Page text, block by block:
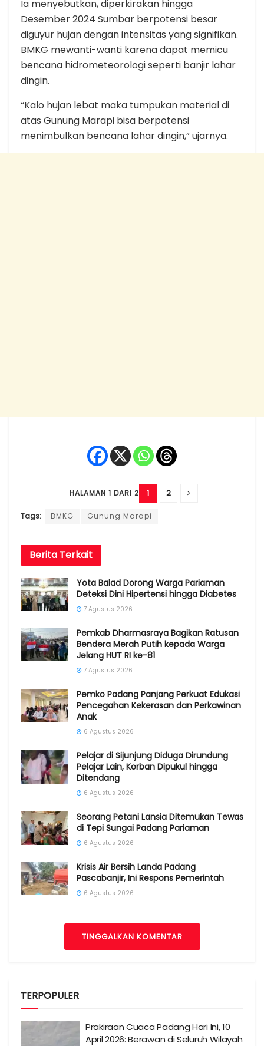
Ia menyebutkan, diperkirakan hingga
Desember 2024 Sumbar berpotensi besar
diguyur hujan dengan intensitas yang signifikan.
BMKG mewanti-wanti karena dapat memicu
bencana hidrometeorologi seperti banjir lahar
dingin.
“Kalo hujan lebat maka tumpukan material di
atas Gunung Marapi bisa berpotensi
menimbulkan bencana lahar dingin,” ujarnya.
HALAMAN 1 DARI 2 1 2
Tags: BMKG Gunung Marapi
Berita Terkait
Yota Balad Dorong Warga Pariaman
Deteksi Dini Hipertensi hingga Diabetes
7 Agustus 2026
Pemkab Dharmasraya Bagikan Ratusan
Bendera Merah Putih kepada Warga
Jelang HUT RI ke-81
7 Agustus 2026
Pemko Padang Panjang Perkuat Edukasi
Pencegahan Kekerasan dan Perkawinan
Anak
6 Agustus 2026
Pelajar di Sijunjung Diduga Dirundung
Pelajar Lain, Korban Dipukul hingga
Ditendang
6 Agustus 2026
Seorang Petani Lansia Ditemukan Tewas
di Tepi Sungai Padang Pariaman
6 Agustus 2026
Krisis Air Bersih Landa Padang
Pascabanjir, Ini Respons Pemerintah
6 Agustus 2026
TINGGALKAN KOMENTAR
TERPOPULER
Prakiraan Cuaca Padang Hari Ini, 10
April 2026: Berawan di Seluruh Wilayah